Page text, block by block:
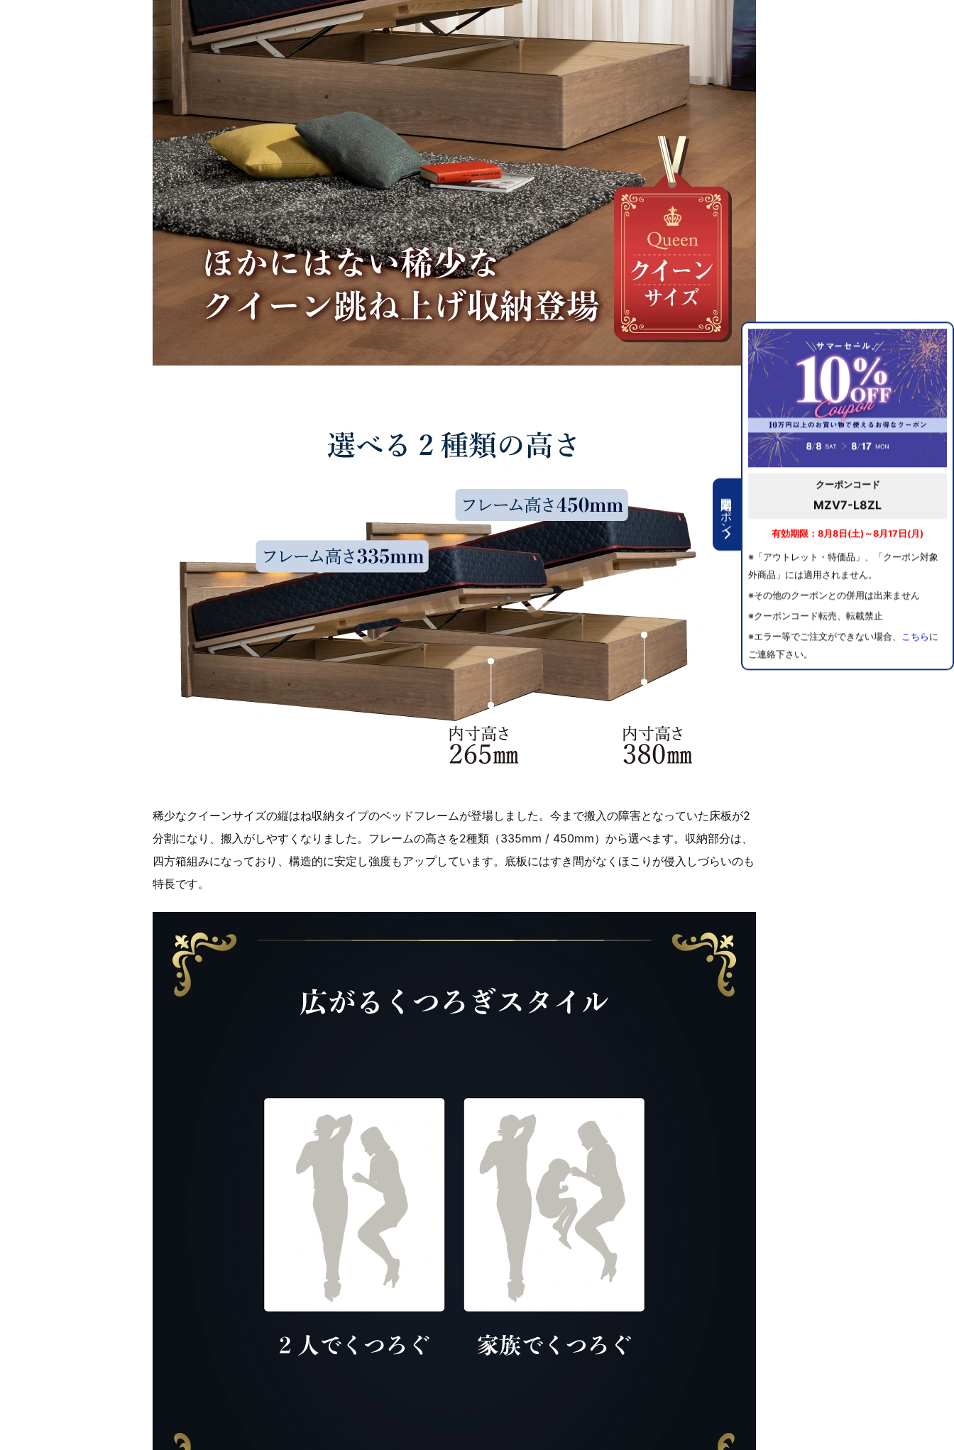
期間限定クーポン
クーポンコード
MZV7-L8ZL
有効期限：8月8日(土)～8月17日(月)
※「アウトレット・特価品」、「クーポン対象
外商品」には適用されません。
※その他のクーポンとの併用は出来ません
※クーポンコード転売、転載禁止
※エラー等でご注文ができない場合、 こちら に
ご連絡下さい。
稀少なクイーンサイズの縦はね収納タイプのベッドフレームが登場しました。今まで搬入の障害となっていた床板が2
分割になり、搬入がしやすくなりました。フレームの高さを2種類（335mm / 450mm）から選べます。収納部分は、
四方箱組みになっており、構造的に安定し強度もアップしています。底板にはすき間がなくほこりが侵入しづらいのも
特長です。